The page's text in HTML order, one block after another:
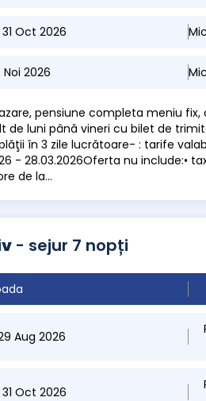
Oct 2026
Noi 2026
pensiune completa meniu
luni până vineri cu bilet de
în 3 zile lucrătoare- : tarife
- 28.03.2026Oferta nu include:•
de la...
- sejur 7 nopți
Aug 2026
Oct 2026